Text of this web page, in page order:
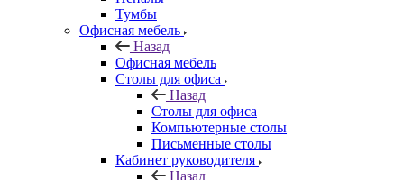
Тумбы
Офисная мебель
Назад
Офисная мебель
Столы для офиса
Назад
Столы для офиса
Компьютерные столы
Письменные столы
Кабинет руководителя
Назад